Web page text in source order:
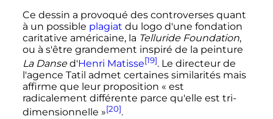
Ce dessin a provoqué des controverses quant
à un possible plagiat du logo d'une fondation
caritative américaine, la Telluride Foundation,
ou à s'être grandement inspiré de la peinture
La Dansed'Henri Matisse[19]. Le directeur de
l'agence Tatil admet certaines similarités mais
affirme que leur proposition « est
radicalement différente parce qu'elle est tri-
dimensionnelle »[20].